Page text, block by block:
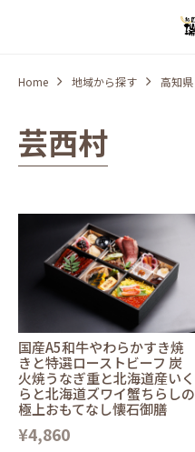
Home 地域から探す 高知県
芸西村
国産A5和牛やわらかすき焼
きと特選ローストビーフ 炭
火焼うなぎ重と北海道産いく
らと北海道ズワイ蟹ちらしの
極上おもてなし懐石御膳
¥4,860